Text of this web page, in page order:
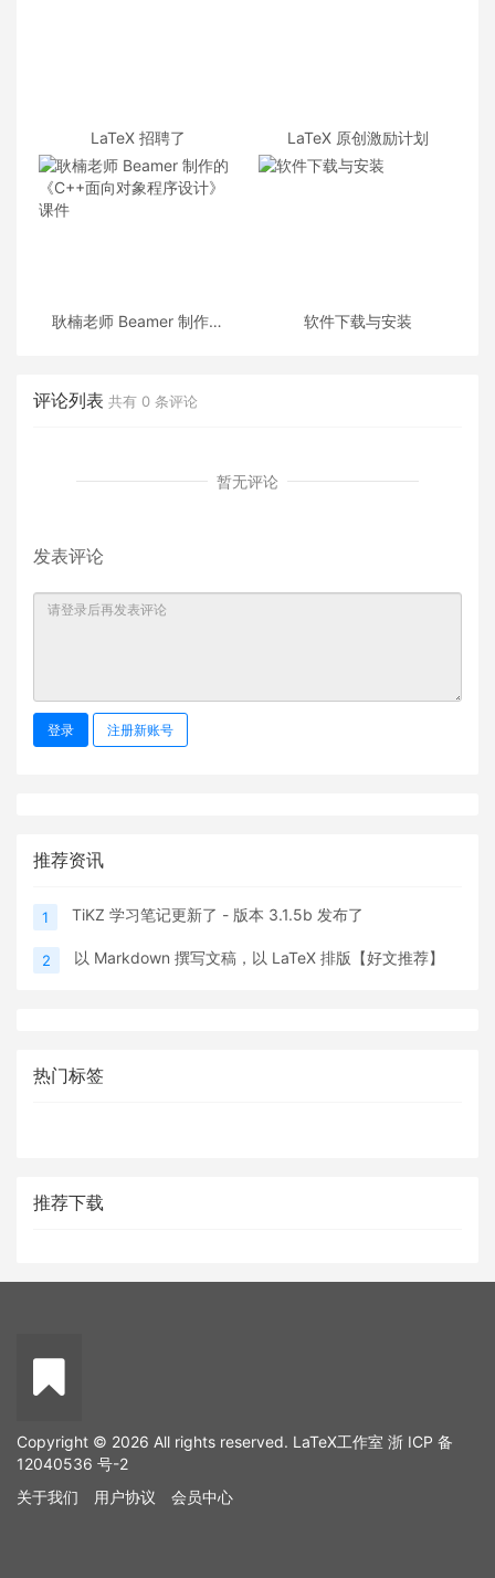
LaTeX 招聘了 LaTeX 原创激励计划
耿楠老师 Beamer 制作的
软件下载与安装
评论列表 共有 0 条评论
暂无评论
发表评论
登录 注册新账号
推荐资讯
1 TiKZ 学习笔记更新了 - 版本 3.1.5b 发布了
2 以 Markdown 撰写文稿，以 LaTeX 排版【好文推荐】
热门标签
推荐下载
Copyright © 2026 All rights reserved. LaTeX工作室 浙 ICP 备
12040536 号-2
关于我们
用户协议 会员中心